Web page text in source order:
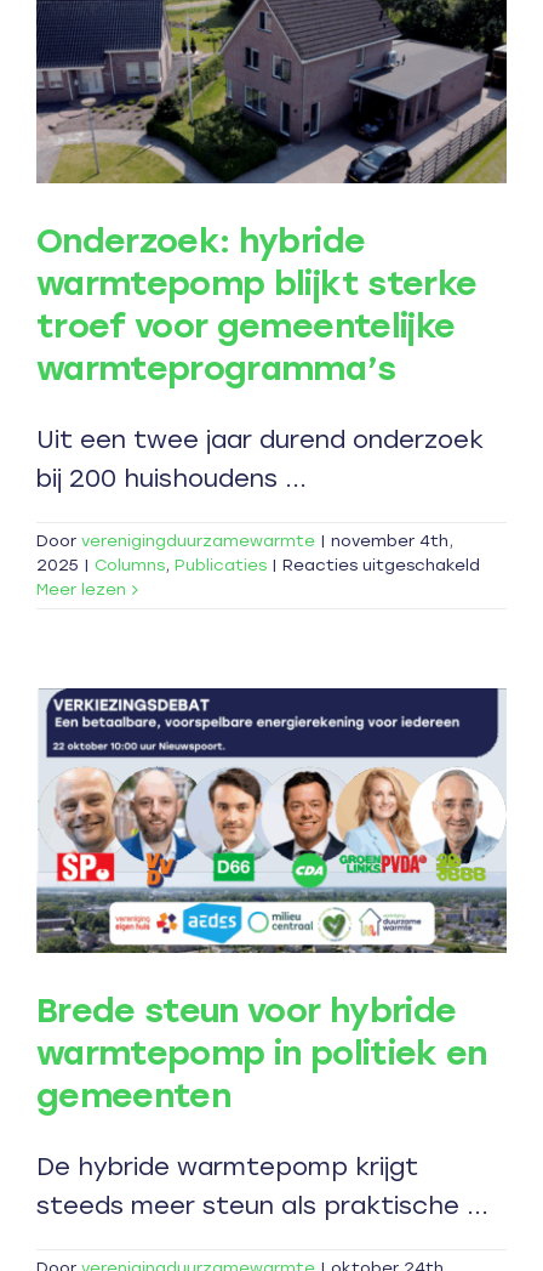
het
wél
Onderzoek: hybride
warmtepomp blijkt sterke
troef voor gemeentelijke
warmteprogramma’s
Uit een twee jaar durend onderzoek
bij 200 huishoudens ...
Door verenigingduurzamewarmte | november 4th,
2025 | Columns, Publicaties | Reacties uitgeschakeld
sterke
voor
Meer lezen
Brede steun voor hybride
warmtepomp in politiek en
gemeenten
De hybride warmtepomp krijgt
steeds meer steun als praktische ...